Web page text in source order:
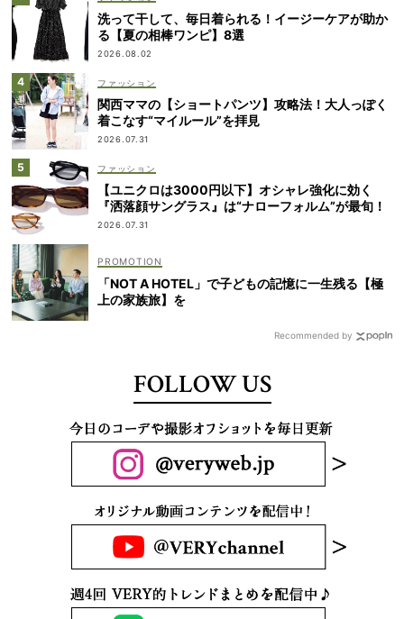
洗って干して、毎日着られる！イージーケアが助か
る【夏の相棒ワンピ】8選
2026.08.02
ファッション
関西ママの【ショートパンツ】攻略法！大人っぽく
着こなす“マイルール”を拝見
2026.07.31
ファッション
【ユニクロは3000円以下】オシャレ強化に効く
『洒落顔サングラス』は“ナローフォルム”が最旬！
2026.07.31
「NOT A HOTEL」で子どもの記憶に一生残る【極
上の家族旅】を
Recommended by
FOLLOW US